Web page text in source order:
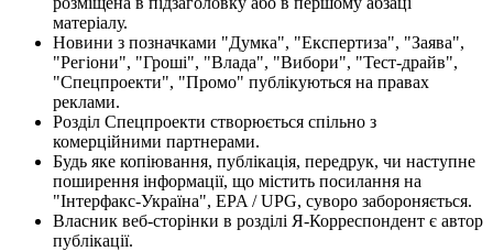
матеріалу.
Новини з позначками "Думка", "Експертиза", "Заява",
"Регіони", "Гроші", "Влада", "Вибори", "Тест-драйв",
"Спецпроекти", "Промо" публікуються на правах
реклами.
Розділ Спецпроекти створюється спільно з
комерційними партнерами.
Будь яке копіювання, публікація, передрук, чи наступне
поширення інформації, що містить посилання на
"Інтерфакс-Україна", EPA / UPG, суворо забороняється.
Власник веб-сторінки в розділі Я-Корреспондент є автор
публікації.